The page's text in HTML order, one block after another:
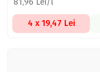
81,96 Lei/l
4 x 19,47 Lei